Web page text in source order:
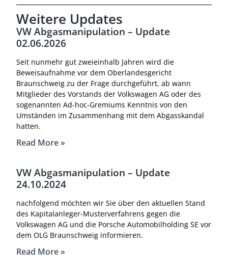
Weitere Updates
VW Abgasmanipulation – Update
02.06.2026
Seit nunmehr gut zweieinhalb Jahren wird die
Beweisaufnahme vor dem Oberlandesgericht
Braunschweig zu der Frage durchgeführt, ab wann
Mitglieder des Vorstands der Volkswagen AG oder des
sogenannten Ad-hoc-Gremiums Kenntnis von den
Umständen im Zusammenhang mit dem Abgasskandal
hatten.
Read More »
VW Abgasmanipulation – Update
24.10.2024
nachfolgend möchten wir Sie über den aktuellen Stand
des Kapitalanleger-Musterverfahrens gegen die
Volkswagen AG und die Porsche Automobilholding SE vor
dem OLG Braunschweig informieren.
Read More »